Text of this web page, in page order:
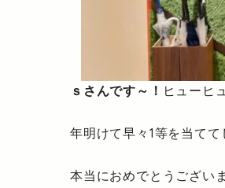
ｓさんです～！ ヒューヒ
年明けて早々1等を当て
本当におめでとうござ